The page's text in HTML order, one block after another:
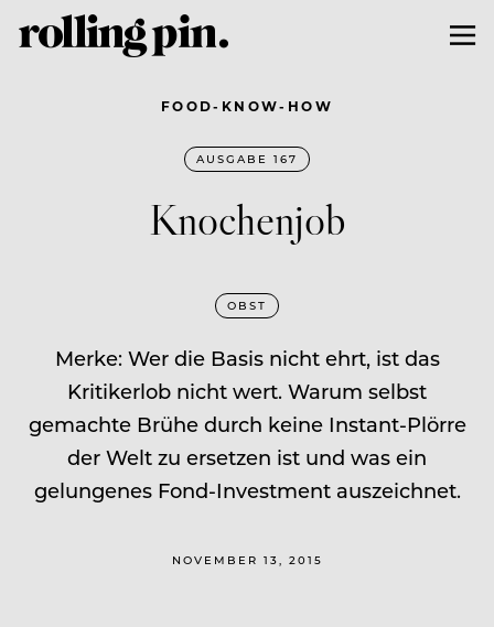
FOOD-KNOW-HOW
AUSGABE 167
Knochenjob
OBST
Merke: Wer die Basis nicht ehrt, ist das
Kritikerlob nicht wert. Warum selbst
gemachte Brühe durch keine Instant-Plörre
der Welt zu ersetzen ist und was ein
gelungenes Fond-Investment auszeichnet.
NOVEMBER 13, 2015